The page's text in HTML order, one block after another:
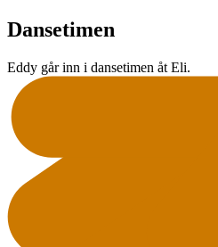
Dansetimen
Eddy går inn i dansetimen åt Eli.